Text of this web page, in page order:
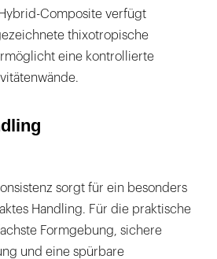
Composite verfügt
thixotropische
eine kontrollierte
sorgt für ein besonders
Handling. Für die praktische
Formgebung, sichere
und eine spürbare